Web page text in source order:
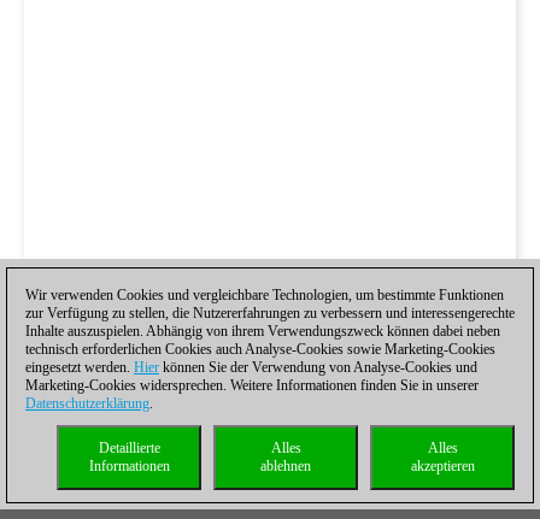
Wir verwenden Cookies und vergleichbare Technologien, um bestimmte Funktionen
zur Verfügung zu stellen, die Nutzererfahrungen zu verbessern und interessengerechte
Inhalte auszuspielen. Abhängig von ihrem Verwendungszweck können dabei neben
technisch erforderlichen Cookies auch Analyse-Cookies sowie Marketing-Cookies
eingesetzt werden. Hier können Sie der Verwendung von Analyse-Cookies und
Marketing-Cookies widersprechen. Weitere Informationen finden Sie in unserer
Datenschutzerklärung.
Alles
akzeptieren
Alles
ablehnen
Detaillierte
Informationen